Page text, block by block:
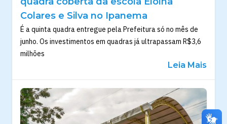
Colares e Silva no Ipanema
É a quinta quadra entregue pela Prefeitura só no mês de
junho. Os investimentos em quadras já ultrapassam R$3,6
milhões
Leia Mais